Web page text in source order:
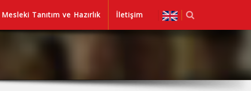
Mesleki Tanıtım ve Hazırlık İletişim